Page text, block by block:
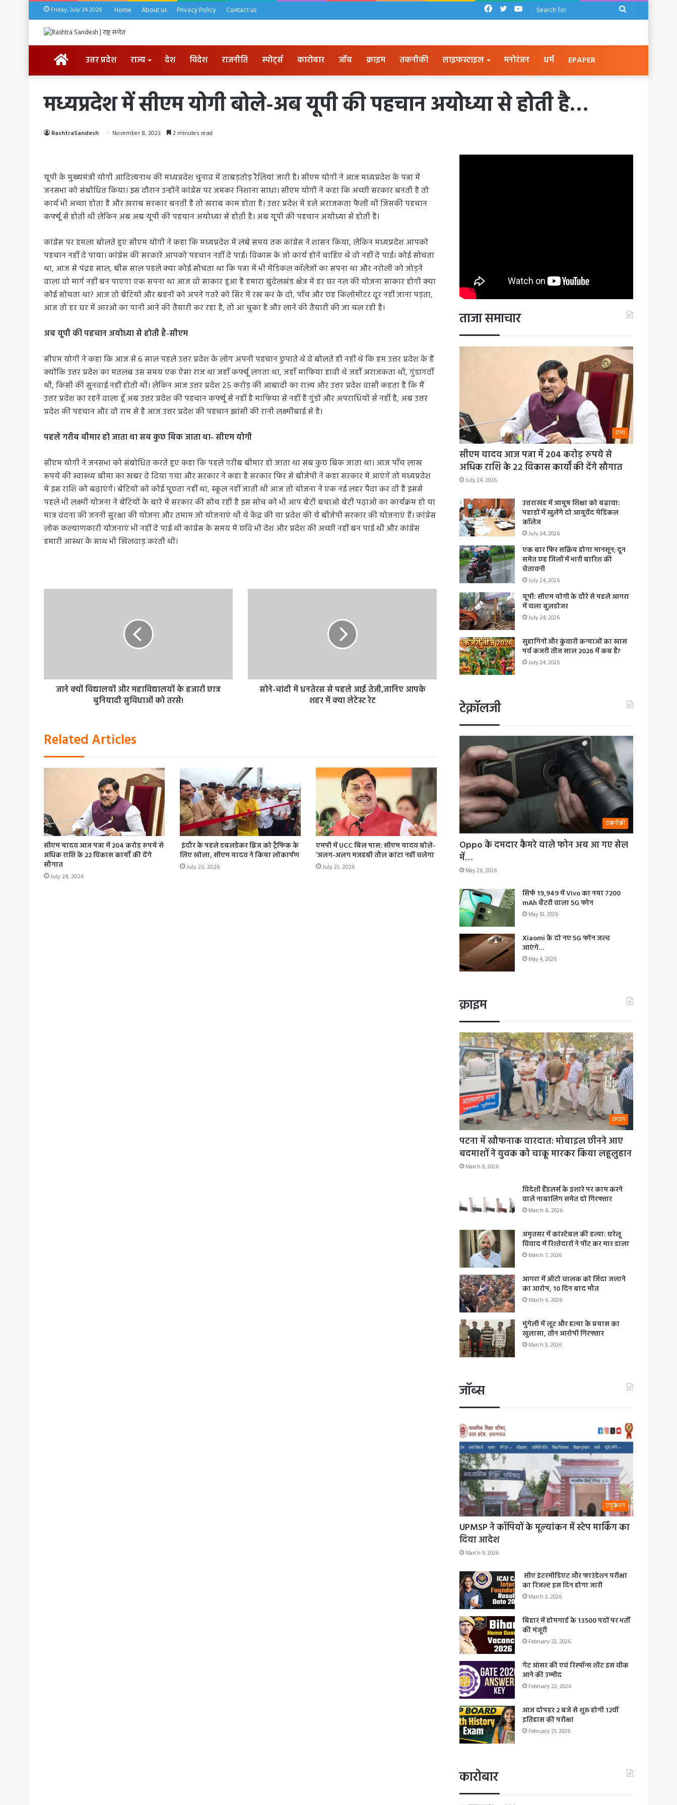
Friday, July 24 2026 Home About us Privacy Policy Contact us
Search
YouTube
Twitter
Facebook
HOMEउत्तर प्रदेश राज्य देश विदेश राजनीति स्पोर्ट्स कारोबार जॉब क्राइम तकनीकी लाइफस्टाइल मनोरंजन धर्म EPAPER
मध्यप्रदेश में सीएम योगी बोले-अब यूपी की पहचान अयोध्या से होती है…
RashtraSandesh November 8, 2023 2 minutes read
यूपी के मुख्यमंत्री योगी आदित्यनाथ की मध्यप्रदेश चुनाव में ताबड़तोड़ रैलियां जारी है। सीएम योगी ने आज मध्यप्रदेश के पन्ना में
जनसभा को संबोधित किया। इस दौरान उन्होंने कांग्रेस पर जमकर निशाना साधा। सीएम योगी ने कहा कि अच्छी सरकार बनती है तो
कार्य भी अच्छा होता है और ख़राब सरकार बनती है तो खराब काम होता है। उत्तर प्रदेश में हले अराजकता फैली थी जिसकी पहचान
कर्फ्यू से होती थी लेकिन अब अब यूपी की पहचान अयोध्या से होती है। अब यूपी की पहचान अयोध्या से होती है।
कांग्रेस पर हमला बोलते हुए सीएम योगी ने कहा कि मध्यप्रदेश में लंबे समय तक कांग्रेस ने शासन किया, लेकिन मध्यप्रदेश आपको
पहचान नहीं दे पाया। कांग्रेस की सरकारें आपको पहचान नहीं दे पाई। विकास के जो कार्य होने चाहिए थे वो नहीं दे पाई। कोई सोचता
था, आज से पंद्रह साल, बीस साल पहले क्या कोई सोचता था कि पन्ना में भी मेडिकल कॉलेजों का सपना था और नरोली को जोड़ने
वाला वो मार्ग नहीं बन पाएगा एक सपना था आज वो साकार हुआ है हमारा बुंदेलखंड क्षेत्र में हर घर नल की योजना साकार होगी क्या
कोई सोचता था? आज तो बेटियों और बहनों को अपने गतरे को सिर में रख कर के दो, पाँच और छह किलोमीटर दूर नहीं जाना पड़ता,
आज तो हर घर में आरओ का पानी आने की तैयारी कर रहा है, तो आ चुका है और लाने की तैयारी की जा चल रही है।
अब यूपी की पहचान अयोध्या से होती है-सीएम
सीएम योगी ने कहा कि आज से 6 साल पहले उत्तर प्रदेश के लोग अपनी पहचान छुपाते थे वे बोलते ही नहीं थे कि हम उत्तर प्रदेश के हैं
क्योंकि उत्तर प्रदेश का मतलब उस समय एक ऐसा राज था जहाँ कर्फ्यू लगता था, जहाँ माफिया हावी थे जहाँ अराजकता थी, गुंडागर्दी
थी, किसी की सुनवाई नहीं होती थी। लेकिन आज उत्तर प्रदेश 25 करोड़ की आबादी का राज्य और उत्तर प्रदेश वासी कहता है कि मैं
उत्तर प्रदेश का रहने वाला हूँ अब उत्तर प्रदेश की पहचान कर्फ्यू से नहीं है माफिया से नहीं है गुंडों और अपराधियों से नहीं है, अब उत्तर
प्रदेश की पहचान और वो राम से है आज उत्तर प्रदेश की पहचान झांसी की रानी लक्ष्मीबाई से है।
पहले गरीब बीमार हो जाता था सब कुछ बिक जाता था- सीएम योगी
सीएम योगी ने जनसभा को संबोधित करते हुए कहा कि पहले गरीब बीमार हो जाता था सब कुछ बिक जाता था। आज पाँच लाख
रूपये की स्वास्थ्य बीमा का खबर दे दिया गया और सरकार ने कहा है सरकार फिर से बीजेपी ने कहा सरकार में आएंगे तो मध्यप्रदेश
में इस राशि को बढ़ाएंगे। बेटियों को कोई पूछता नहीं था, स्कूल नहीं जाती थी आज तो योजना ने एक नई लहर पैदा कर दी है इससे
पहले भी लक्ष्मी योजना ने बेटियों के बारे में सरकार की सोच रही है इस सोच को भी आप बेटी बचाओ बेटी पढ़ाओ का कार्यक्रम हो या
मात्र वंदना की जननी सुरक्षा की योजना और तमाम जो योजनाएं थी ये केंद्र की या प्रदेश की ये बीजेपी सरकार की योजनाएं हैं। कांग्रेस
लोक कल्याणकारी योजनाएं भी नहीं दे पाई थी कांग्रेस के समय में छवि भी देश और प्रदेश की अच्छी नहीं बन पाई थी और कांग्रेस
हमारी आस्था के साथ भी खिलवाड़ करती थी।
जाने क्यों विद्यालयों और महाविद्यालयों के हजारों छात्र
बुनियादी सुविधाओं को तरसे!
सोने-चांदी में धनतेरस से पहले आई तेजी,जानिए आपके
शहर में क्या लेटेस्ट रेट
Related Articles
सीएम यादव आज पन्ना में 204 करोड़ रुपये से
अधिक राशि के 22 विकास कार्यों की देंगे
सौगात
July 24, 2026
इंदौर के पहले डबलडेकर ब्रिज को ट्रैफिक के
लिए खोला, सीएम यादव ने किया लोकार्पण
July 23, 2026
एमपी में UCC बिल पास: सीएम यादव बोले-
‘अलग-अलग मजहबी तौल कांटा नहीं चलेगा
July 21, 2026
ताजा समाचार
राज्य
सीएम यादव आज पन्ना में 204 करोड़ रुपये से
अधिक राशि के 22 विकास कार्यों की देंगे सौगात
July 24, 2026
उत्तराखंड में आयुष शिक्षा को बढ़ावा:
पहाड़ों में खुलेंगे दो आयुर्वेद मेडिकल
कॉलेज
July 24, 2026
एक बार फिर सक्रिय होगा मानसून; दून
समेत छह जिलों में भारी बारिश की
चेतावनी
July 24, 2026
यूपी: सीएम योगी के दौरे से पहले आगरा
में चला बुलडोजर
July 24, 2026
सुहागिनों और कुंवारी कन्याओं का खास
पर्व कजरी तीज साल 2026 में कब है?
July 24, 2026
टेक्नॉलजी
तकनीकी
Oppo के दमदार कैमरे वाले फोन अब आ गए सेल
में…
May 26, 2026
सिर्फ 19,949 में Vivo का नया 7200
mAh बैटरी वाला 5G फोन
May 10, 2026
Xiaomi के दो नए 5G फोन जल्द
आएंगे…
May 4, 2026
क्राइम
क्राइम
पटना में खौफनाक वारदात: मोबाइल छीनने आए
बदमाशों ने युवक को चाकू मारकर किया लहूलुहान
March 9, 2026
विदेशी हैंडलर्स के इशारे पर काम करने
वाले नाबालिग समेत दो गिरफ्तार
March 8, 2026
अमृतसर में कांस्टेबल की हत्या: घरेलू
विवाद में रिश्तेदारों ने पीट कर मार डाला
March 7, 2026
आगरा में ऑटो चालक को जिंदा जलाने
का आरोप, 10 दिन बाद मौत
March 6, 2026
मुंगेली में लूट और हत्या के प्रयास का
खुलासा, तीन आरोपी गिरफ्तार
March 3, 2026
जॉब्स
एजुकेशन
UPMSP ने कॉपियों के मूल्यांकन में स्टेप मार्किंग का
दिया आदेश
March 9, 2026
सीए इंटरमीडिएट और फाउंडेशन परीक्षा
का रिजल्ट इस दिन होगा जारी
March 3, 2026
बिहार में होमगार्ड के 13500 पदों पर भर्ती
की मंजूरी
February 23, 2026
गेट आंसर की एवं रिस्पॉन्स शीट इस वीक
आने की उम्मीद
February 22, 2026
आज दोपहर 2 बजे से शुरू होगी 12वीं
इतिहास की परीक्षा
February 21, 2026
कारोबार